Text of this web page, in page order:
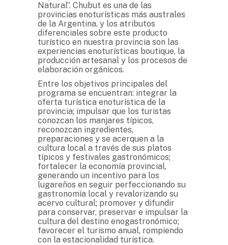
Natural”. Chubut es una de las
provincias enoturísticas más australes
de la Argentina, y los atributos
diferenciales sobre este producto
turístico en nuestra provincia son las
experiencias enoturísticas boutique, la
producción artesanal y los procesos de
elaboración orgánicos.
Entre los objetivos principales del
programa se encuentran: integrar la
oferta turística enoturística de la
provincia; impulsar que los turistas
conozcan los manjares típicos,
reconozcan ingredientes,
preparaciones y se acerquen a la
cultura local a través de sus platos
típicos y festivales gastronómicos;
fortalecer la economía provincial,
generando un incentivo para los
lugareños en seguir perfeccionando su
gastronomía local y revalorizando su
acervo cultural; promover y difundir
para conservar, preservar e impulsar la
cultura del destino enogastronómico;
favorecer el turismo anual, rompiendo
con la estacionalidad turística.